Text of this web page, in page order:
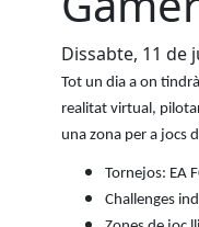
Dissabte, 11 de
Tot un dia a on
realitat virtual,
una zona per a jocs
Tornejos: EA
Challenges